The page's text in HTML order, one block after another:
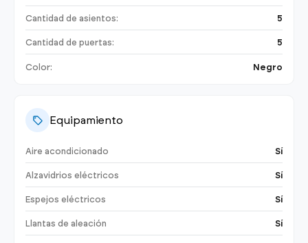
Cantidad de asientos: 5
Cantidad de puertas: 5
Color: Negro
Equipamiento
Aire acondicionado Sí
Alzavidrios eléctricos Sí
Espejos eléctricos Sí
Llantas de aleación Sí